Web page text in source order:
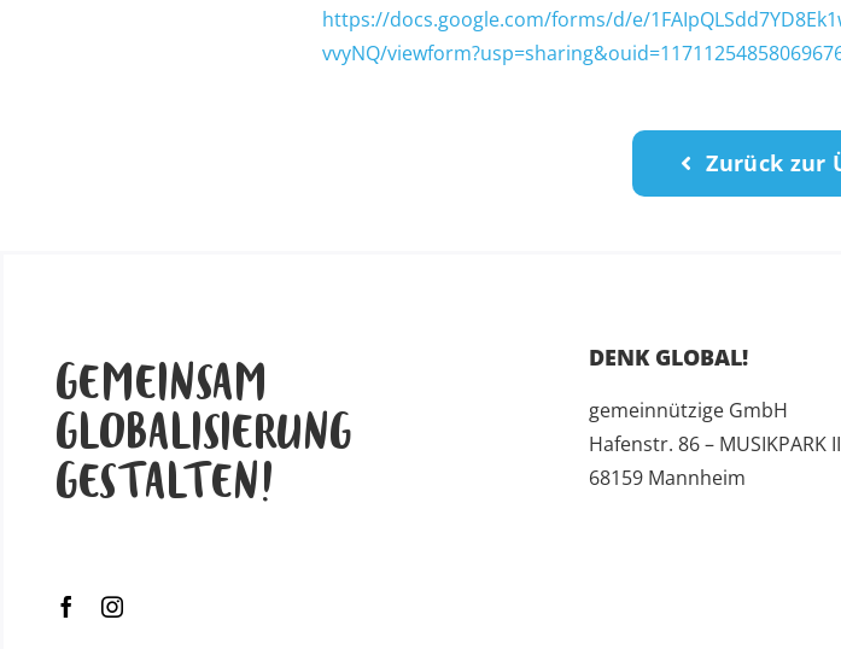
https://docs.google.com/forms/d/e/
vvyNQ/
Zurück zur
GEMEINSAM
GLOBALISIERUNG
GESTALTEN!
DENK GLOBAL!
gemeinnützige GmbH
Hafenstr. 86 – MUSIKPARK II
68159 Mannheim